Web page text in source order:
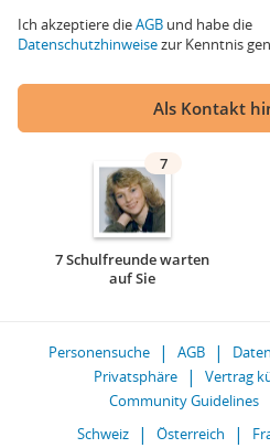
Ich akzeptiere dieAGB und habe die
Datenschutzhinweisezur Kenntnis
Als Kontakt
7
7 Schulfreunde warten
auf Sie
Personensuche AGB
Privatsphäre
Vertrag
Community Guidelines
Schweiz
Österreich